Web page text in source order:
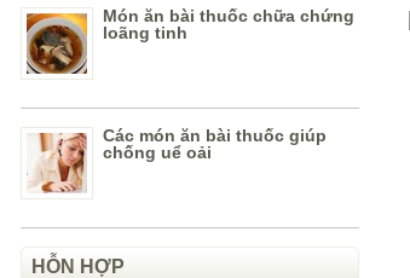
Món ăn bài thuốc chữa chứng
loãng tinh
Các món ăn bài thuốc giúp
chống uể oải
HỖN HỢP